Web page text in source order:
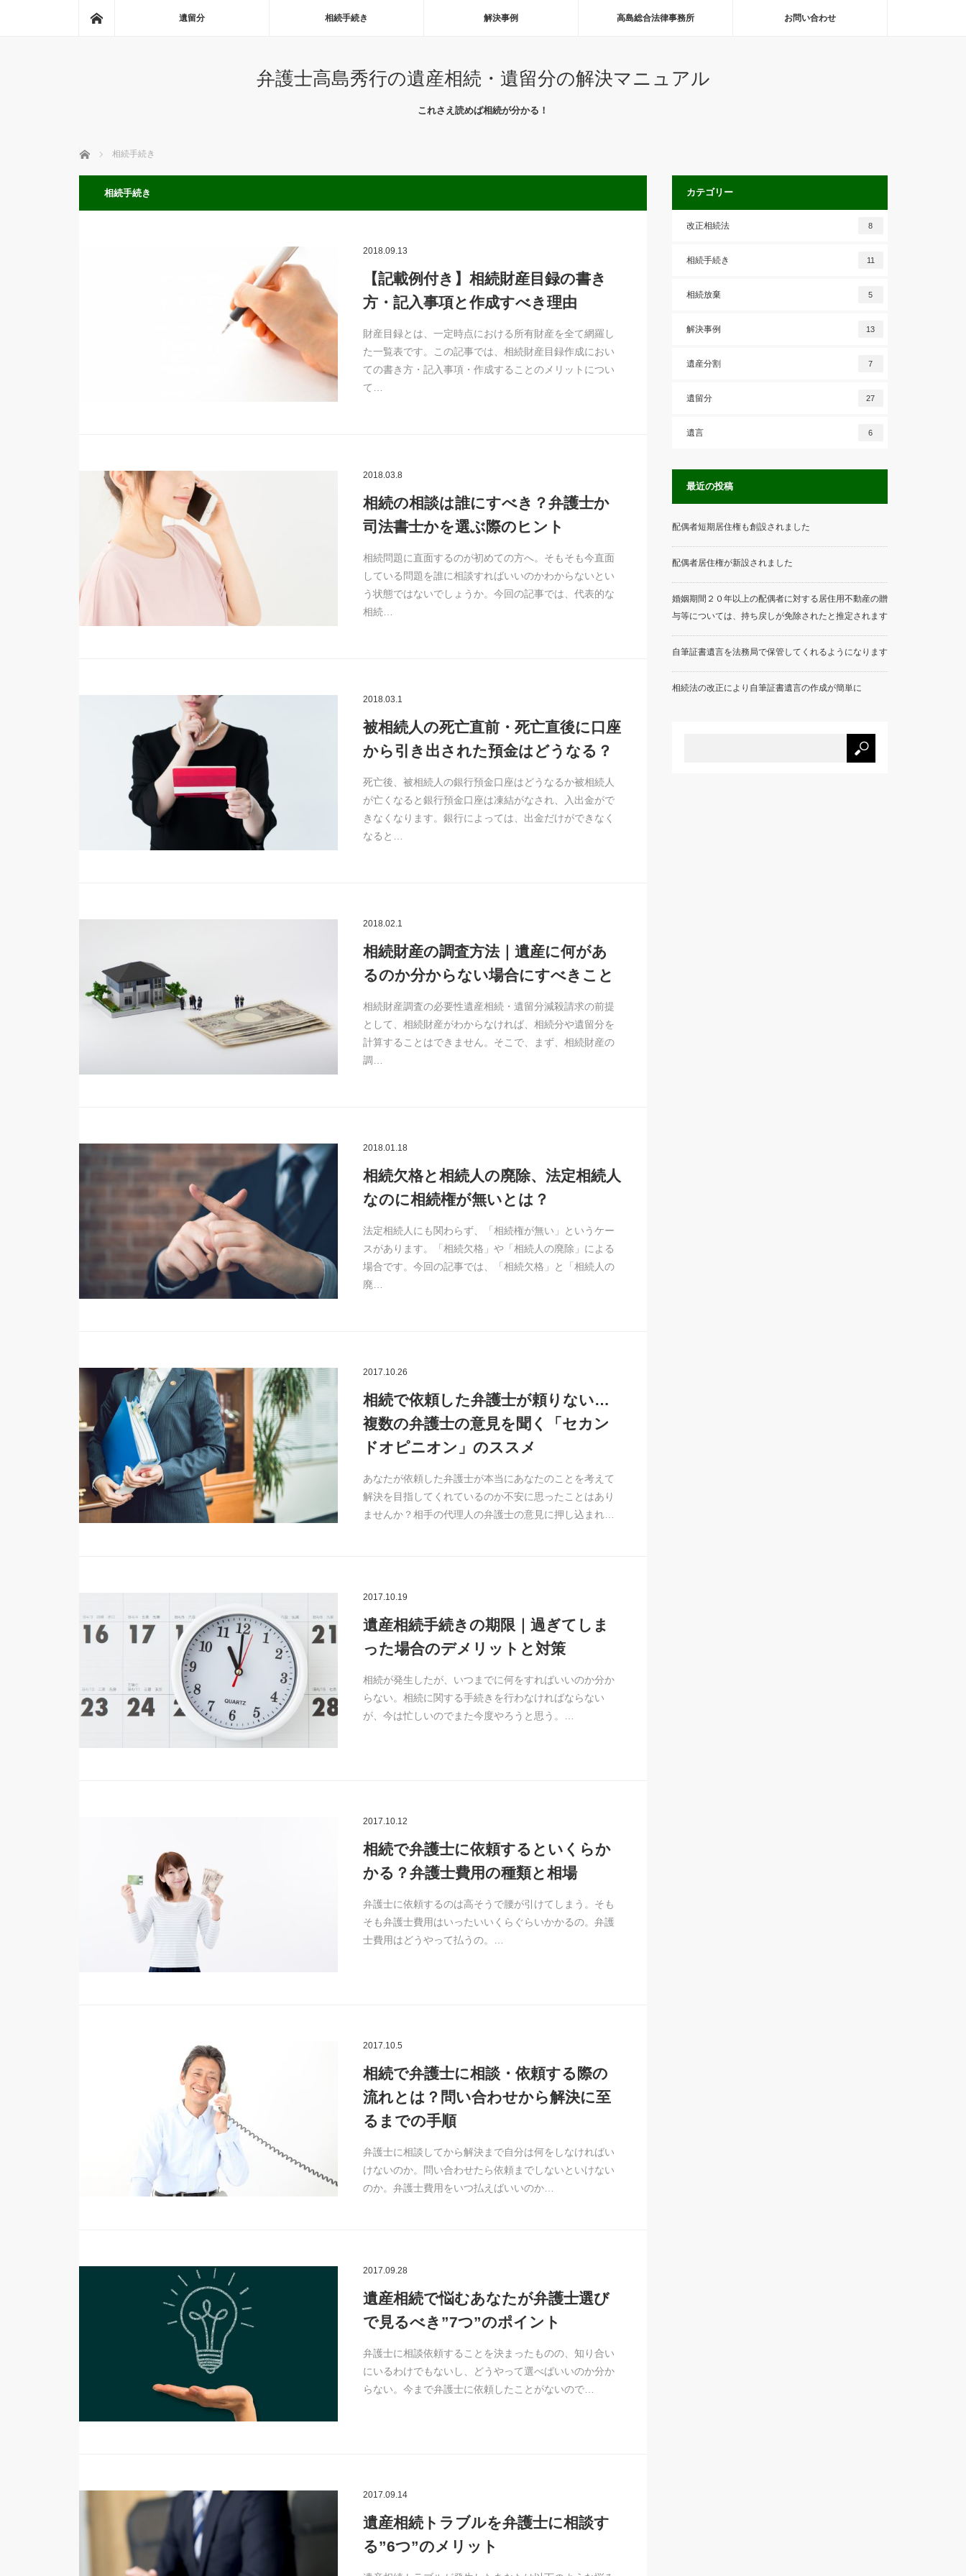
遺留分 相続手続き 解決事例 高島総合法律事務所 お問い合わせ
弁護士高島秀行の遺産相続・遺留分の解決マニュアル
これさえ読めば相続が分かる！
ホーム 相続手続き
相続手続き
2018.09.13
【記載例付き】相続財産目録の書き
方・記入事項と作成すべき理由
財産目録とは、一定時点における所有財産を全て網羅し
た一覧表です。この記事では、相続財産目録作成におい
ての書き方・記入事項・作成することのメリットについ
て…
2018.03.8
相続の相談は誰にすべき？弁護士か
司法書士かを選ぶ際のヒント
相続問題に直面するのが初めての方へ。そもそも今直面
している問題を誰に相談すればいいのかわからないとい
う状態ではないでしょうか。今回の記事では、代表的な
相続…
2018.03.1
被相続人の死亡直前・死亡直後に口座
から引き出された預金はどうなる？
死亡後、被相続人の銀行預金口座はどうなるか被相続人
が亡くなると銀行預金口座は凍結がなされ、入出金がで
きなくなります。銀行によっては、出金だけができなく
なると…
2018.02.1
相続財産の調査方法｜遺産に何があ
るのか分からない場合にすべきこと
相続財産調査の必要性遺産相続・遺留分減殺請求の前提
として、相続財産がわからなければ、相続分や遺留分を
計算することはできません。そこで、まず、相続財産の
調…
2018.01.18
相続欠格と相続人の廃除、法定相続人
なのに相続権が無いとは？
法定相続人にも関わらず、「相続権が無い」というケー
スがあります。「相続欠格」や「相続人の廃除」による
場合です。今回の記事では、「相続欠格」と「相続人の
廃…
2017.10.26
相続で依頼した弁護士が頼りない…
複数の弁護士の意見を聞く「セカン
ドオピニオン」のススメ
あなたが依頼した弁護士が本当にあなたのことを考えて
解決を目指してくれているのか不安に思ったことはあり
ませんか？相手の代理人の弁護士の意見に押し込まれ…
2017.10.19
遺産相続手続きの期限｜過ぎてしま
った場合のデメリットと対策
相続が発生したが、いつまでに何をすればいいのか分か
らない。相続に関する手続きを行わなければならない
が、今は忙しいのでまた今度やろうと思う。…
2017.10.12
相続で弁護士に依頼するといくらか
かる？弁護士費用の種類と相場
弁護士に依頼するのは高そうで腰が引けてしまう。そも
そも弁護士費用はいったいいくらぐらいかかるの。弁護
士費用はどうやって払うの。…
2017.10.5
相続で弁護士に相談・依頼する際の
流れとは？問い合わせから解決に至
るまでの手順
弁護士に相談してから解決まで自分は何をしなければい
けないのか。問い合わせたら依頼までしないといけない
のか。弁護士費用をいつ払えばいいのか…
2017.09.28
遺産相続で悩むあなたが弁護士選び
で見るべき”7つ”のポイント
弁護士に相談依頼することを決まったものの、知り合い
にいるわけでもないし、どうやって選べばいいのか分か
らない。今まで弁護士に依頼したことがないので…
2017.09.14
遺産相続トラブルを弁護士に相談す
る”6つ”のメリット
カテゴリー
改正相続法 8
相続手続き 11
相続放棄 5
解決事例 13
遺産分割 7
遺留分 27
遺言 6
最近の投稿
配偶者短期居住権も創設されました
配偶者居住権が新設されました
婚姻期間２０年以上の配偶者に対する居住用不動産の贈
与等については、持ち戻しが免除されたと推定されます
自筆証書遺言を法務局で保管してくれるようになります
相続法の改正により自筆証書遺言の作成が簡単に